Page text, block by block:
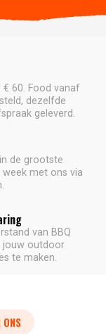
€ 60. Food vanaf
dezelfde
geleverd.
de grootste
met ons via
van BBQ
jouw outdoor
te maken.
ONS